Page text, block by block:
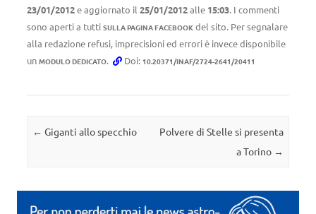
23/01/2012e aggiornato il 25/01/2012alle 15:03. I commenti
sono aperti a tutti SULLA PAGINA FACEBOOK del sito. Per segnalare
alla redazione refusi, imprecisioni ed errori è invece disponibile
un MODULO DEDICATO. Doi: 10.20371/INAF/2724-2641/20411
Navigazione articolo
← Giganti allo specchio
Polvere di Stelle si presenta
a Torino →